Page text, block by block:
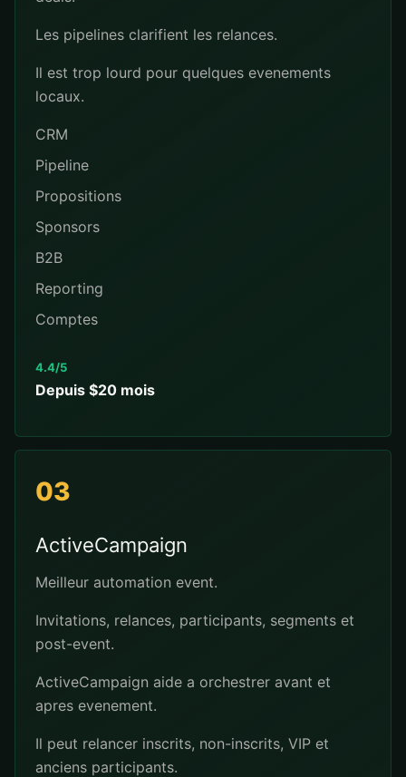
Les pipelines clarifient les relances.
Il est trop lourd pour quelques evenements
locaux.
CRM
Pipeline
Propositions
Sponsors
B2B
Reporting
Comptes
4.4/5
Depuis $20 mois
03
ActiveCampaign
Meilleur automation event.
Invitations, relances, participants, segments et
post-event.
ActiveCampaign aide a orchestrer avant et
apres evenement.
Il peut relancer inscrits, non-inscrits, VIP et
anciens participants.